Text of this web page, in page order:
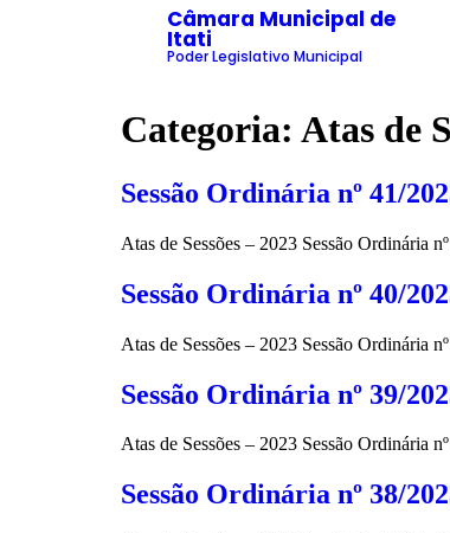
Câmara Municipal de
Itati
Poder Legislativo Municipal
Categoria: Atas de
Sessão Ordinária nº 41/
Atas de Sessões – 2023 Sessão Ordinária
Sessão Ordinária nº 40/
Atas de Sessões – 2023 Sessão Ordinária
Sessão Ordinária nº 39/
Atas de Sessões – 2023 Sessão Ordinária
Sessão Ordinária nº 38/